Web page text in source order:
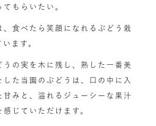
もらいたい。
、食べたら笑顔になれるぶどう栽
ます。
うの実を木に残し、熟した一番美
た当園のぶどうは、口の中に入
甘みと、溢れるジューシーな果汁
じていただけます。